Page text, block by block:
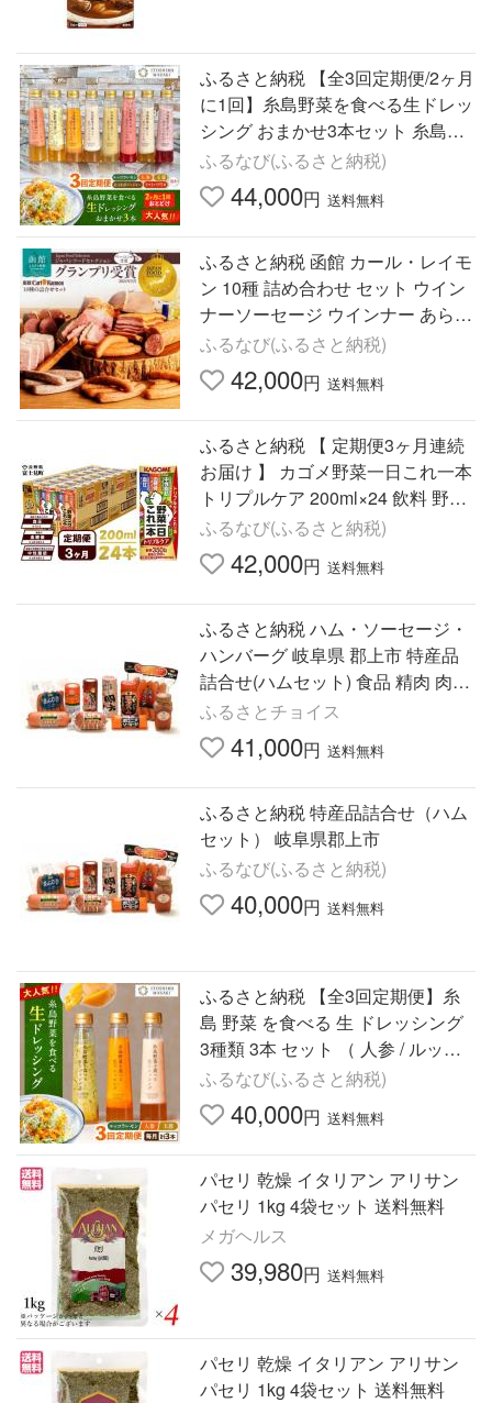
ふるさと納税 【全3回定期便/2ヶ月
に1回】糸島野菜を食べる生ドレッ
シング おまかせ3本セット 糸島市 /
糸島正キ [AQA092] 福岡県糸島市
ふるなび(ふるさと納税)
44,000円 送料無料
ふるさと納税 函館 カール・レイモ
ン 10種 詰め合わせ セット ウイン
ナーソーセージ ウインナー あらび
きソーセージ ハーブ ソーセージ
ハム ロ.. 北海道函館市
ふるなび(ふるさと納税)
42,000円 送料無料
ふるさと納税 【 定期便3ヶ月連続
お届け 】 カゴメ野菜一日これ一本
トリプルケア 200ml×24 飲料 野菜
ジュース 紙パック 機能性表示食品
長野県富士見町
ふるなび(ふるさと納税)
42,000円 送料無料
ふるさと納税 ハム・ソーセージ・
ハンバーグ 岐阜県 郡上市 特産品
詰合せ(ハムセット) 食品 精肉 肉加
工品 加工品 セット 詰め合わせ プ
レスハム ポークハム …
ふるさとチョイス
41,000円 送料無料
ふるさと納税 特産品詰合せ（ハム
セット） 岐阜県郡上市
ふるなび(ふるさと納税)
40,000円 送料無料
ふるさと納税 【全3回定期便】糸
島 野菜 を食べる 生 ドレッシング
3種類 3本 セット （ 人参 / ルッコ
ラレモン / 玉ねぎ ） 《糸島》【糸
島正.. 福岡県糸島市
ふるなび(ふるさと納税)
40,000円 送料無料
パセリ 乾燥 イタリアン アリサン
パセリ 1kg 4袋セット 送料無料
メガヘルス
39,980円 送料無料
パセリ 乾燥 イタリアン アリサン
パセリ 1kg 4袋セット 送料無料